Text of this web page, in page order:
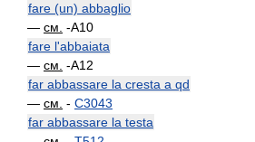
fare (un) abbaglio
— см. -A10
fare l'abbaiata
— см. -A12
far abbassare la cresta a qd
— см. - C3043
far abbassare la testa